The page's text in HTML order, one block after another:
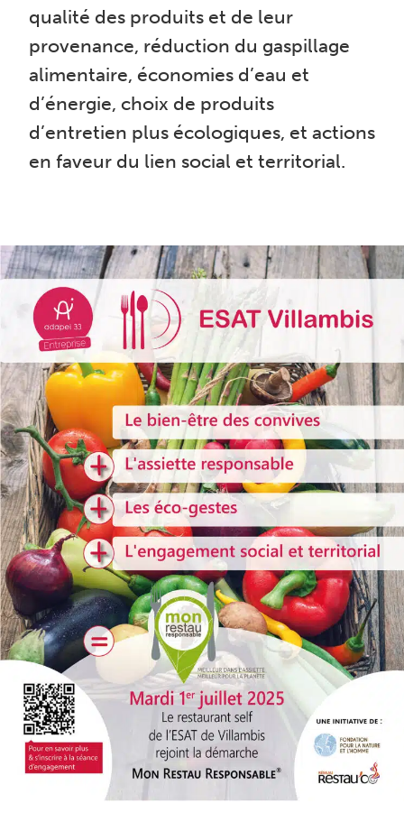
qualité des produits et de leur
provenance, réduction du gaspillage
alimentaire, économies d’eau et
d’énergie, choix de produits
d’entretien plus écologiques, et actions
en faveur du lien social et territorial.